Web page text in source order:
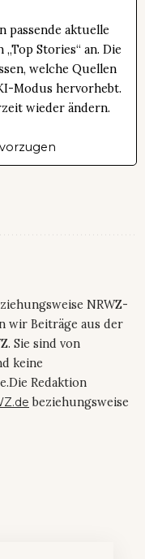
passende aktuelle
Stories“ an. Die
welche Quellen
Modus hervorhebt.
wieder ändern.
NRWZ-
wir Beiträge aus der
Sie sind von
keine
Redaktion
beziehungsweise